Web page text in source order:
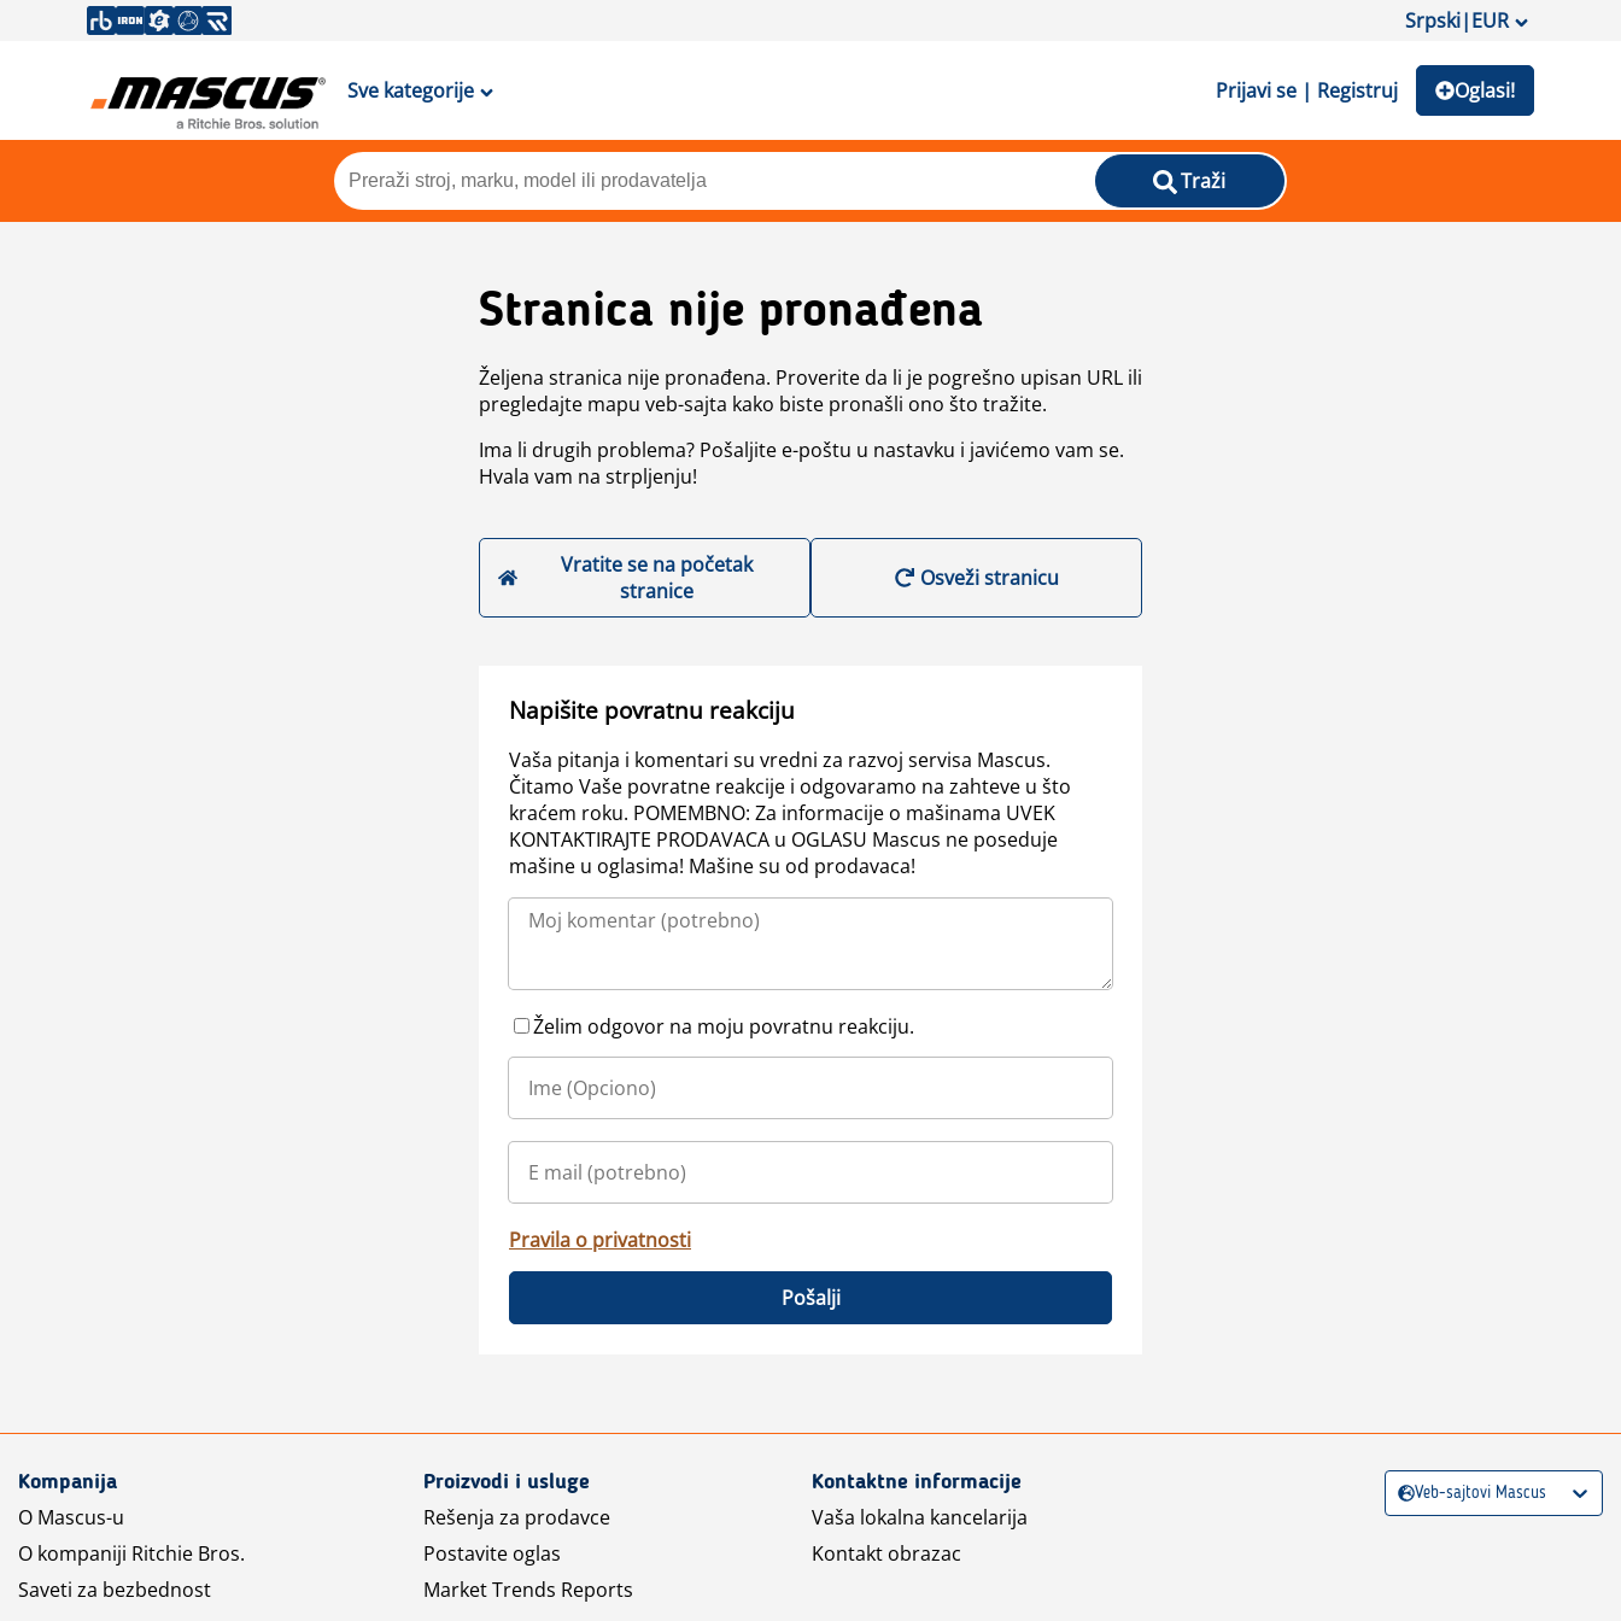
Srpski|EUR
Sve kategorije Prijavi se | Registruj Oglasi!
Traži
Stranica nije pronađena
Željena stranica nije pronađena. Proverite da li je pogrešno upisan URL ili
pregledajte mapu veb-sajta kako biste pronašli ono što tražite.
Ima li drugih problema? Pošaljite e-poštu u nastavku i javićemo vam se.
Hvala vam na strpljenju!
Vratite se na početak
stranice
Osveži stranicu
Napišite povratnu reakciju
Vaša pitanja i komentari su vredni za razvoj servisa Mascus.
Čitamo Vaše povratne reakcije i odgovaramo na zahteve u što
kraćem roku. POMEMBNO: Za informacije o mašinama UVEK
KONTAKTIRAJTE PRODAVACA u OGLASU Mascus ne poseduje
mašine u oglasima! Mašine su od prodavaca!
Želim odgovor na moju povratnu reakciju.
Pravila o privatnosti
Pošalji
Kompanija
O Mascus-u
O kompaniji Ritchie Bros.
Saveti za bezbednost
Proizvodi i usluge
Rešenja za prodavce
Postavite oglas
Market Trends Reports
Kontaktne informacije
Vaša lokalna kancelarija
Kontakt obrazac
Veb-sajtovi Mascus